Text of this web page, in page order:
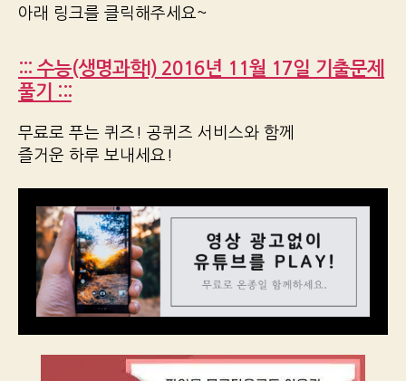
아래 링크를 클릭해주세요~
::: 수능(생명과학I) 2016년 11월 17일 기출문제
풀기 :::
무료로 푸는 퀴즈! 공퀴즈 서비스와 함께
즐거운 하루 보내세요!